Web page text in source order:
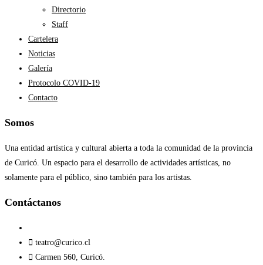
Directorio
Staff
Cartelera
Noticias
Galería
Protocolo COVID-19
Contacto
Somos
Una entidad artística y cultural abierta a toda la comunidad de la provincia
de Curicó. Un espacio para el desarrollo de actividades artísticas, no
solamente para el público, sino también para los artistas.
Contáctanos​
teatro@curico.cl
Carmen 560, Curicó.